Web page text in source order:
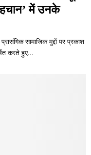
में उनके
सामाजिक मुद्दों पर प्रकाश
करते हुए...